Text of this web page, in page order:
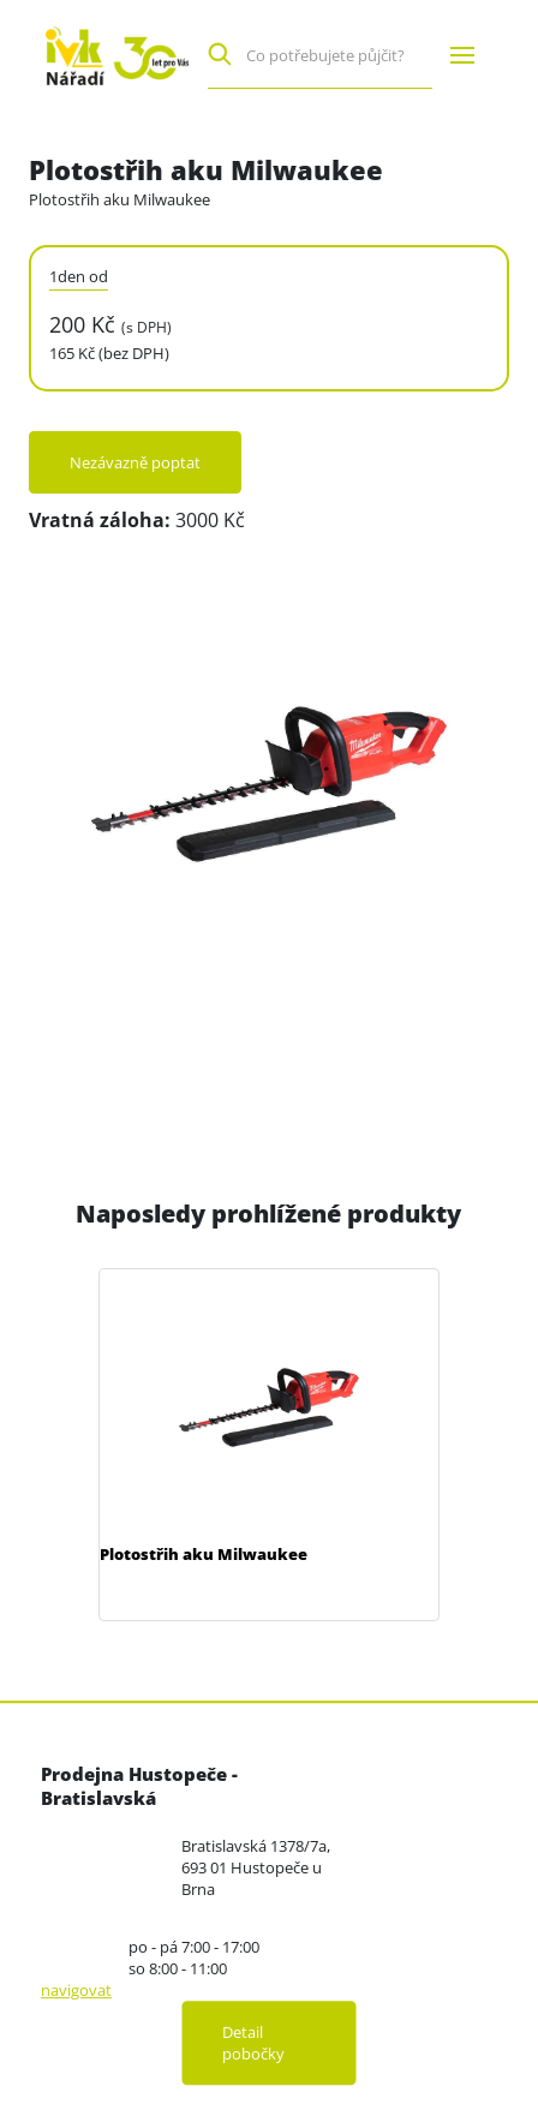
Plotostřih aku Milwaukee
Plotostřih aku Milwaukee
1den od
200 Kč(s DPH)
165 Kč (bez DPH)
Nezávazně poptat
Vratná záloha: 3000 Kč
Naposledy prohlížené produkty
Plotostřih aku Milwaukee
Prodejna Hustopeče -
Bratislavská
Bratislavská 1378/7a,
693 01 Hustopeče u
Brna
po - pá 7:00 - 17:00
so 8:00 - 11:00
navigovat
Detail
pobočky